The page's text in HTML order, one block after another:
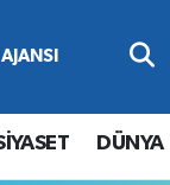
DÜNYA